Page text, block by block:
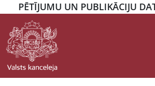
PĒTĪJUMU UN PUBLIKĀCIJU